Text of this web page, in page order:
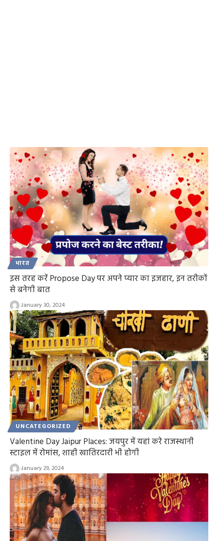
भारत
इस तरह करें Propose Day पर अपने प्यार का इजहार, इन तरीकों
से बनेगी बात
January 30, 2024
UNCATEGORIZED
Valentine Day Jaipur Places: जयपुर में यहां करे राजस्थानी
स्टाइल में रोमांस, शाही खातिरदारी भी होगी
January 29, 2024